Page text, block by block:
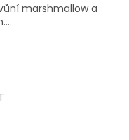
marshmallow a